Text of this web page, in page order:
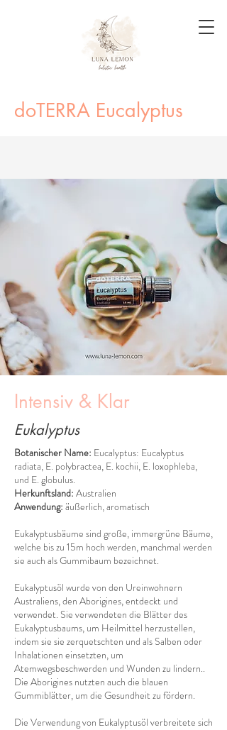
doTERRA Eucalyptus
Intensiv & Klar
Eukalyptus
Botanischer Name: Eucalyptus: Eucalyptus
radiata, E. polybractea, E. kochii, E. loxophleba,
und E. globulus.
Herkunftsland: Australien
Anwendung: äußerlich, aromatisch
Eukalyptusbäume sind große, immergrüne Bäume,
welche bis zu 15m hoch werden, manchmal werden
sie auch als Gummibaum bezeichnet.
Eukalyptusöl wurde von den Ureinwohnern
Australiens, den Aborigines, entdeckt und
verwendet. Sie verwendeten die Blätter des
Eukalyptusbaums, um Heilmittel herzustellen,
indem sie sie zerquetschten und als Salben oder
Inhalationen einsetzten, um
Atemwegsbeschwerden und Wunden zu lindern..
Die Aborigines nutzten auch die blauen
Gummiblätter, um die Gesundheit zu fördern.
Die Verwendung von Eukalyptusöl verbreitete sich